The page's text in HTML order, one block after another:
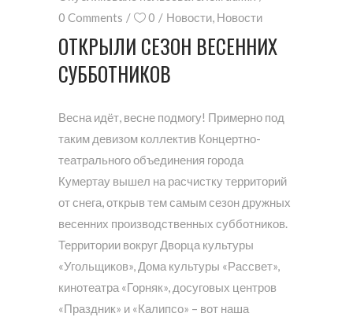
0 Comments
0 Новости, Новости
ОТКРЫЛИ СЕЗОН ВЕСЕННИХ
СУББОТНИКОВ
Весна идёт, весне подмогу! Примерно под
таким девизом коллектив Концертно-
театрального объединения города
Кумертау вышел на расчистку территорий
от снега, открыв тем самым сезон дружных
весенних производственных субботников.
Территории вокруг Дворца культуры
«Угольщиков», Дома культуры «Рассвет»,
кинотеатра «Горняк», досуговых центров
«Праздник» и «Калипсо» – вот наша